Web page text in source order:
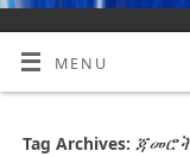
MENU
Tag Archives: